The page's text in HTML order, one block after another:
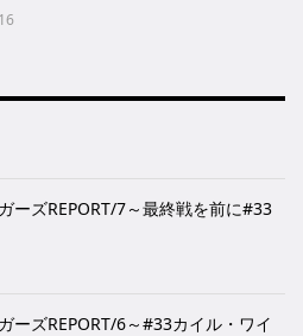
ーズREPORT/7～最終戦を前に#33
ーズREPORT/6～#33カイル・ワイ